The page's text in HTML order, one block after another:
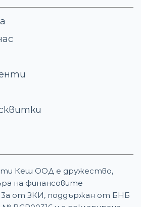
Кеш ООД е дружество,
на финансовите
3а от ЗКИ, поддържан от БНБ